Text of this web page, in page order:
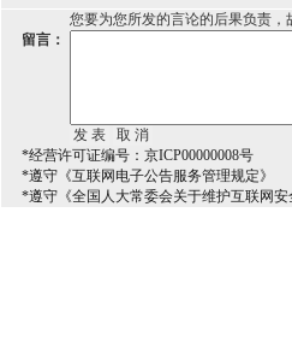
您要为您所发的言论的后果负责，
留言：
*经营许可证编号：京ICP00000008号
*遵守《互联网电子公告服务管理规定》
*遵守《全国人大常委会关于维护互联网安